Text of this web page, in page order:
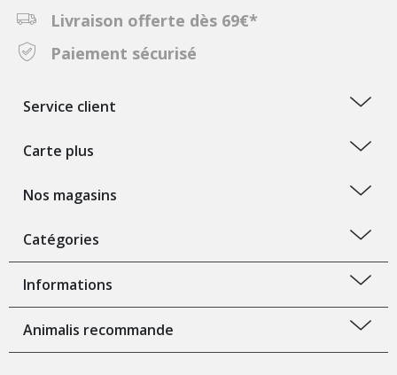
Livraison offerte dès 69€*
Paiement sécurisé
Service client
Carte plus
Nos magasins
Catégories
Informations
Animalis recommande